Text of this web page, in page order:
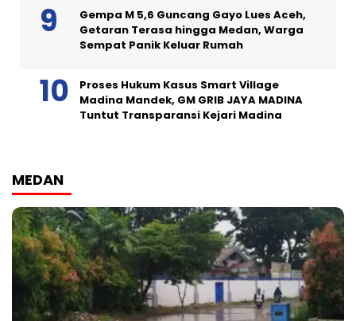
Gempa M 5,6 Guncang Gayo Lues Aceh,
Getaran Terasa hingga Medan, Warga
Sempat Panik Keluar Rumah
Proses Hukum Kasus Smart Village
Madina Mandek, GM GRIB JAYA MADINA
Tuntut Transparansi Kejari Madina
MEDAN